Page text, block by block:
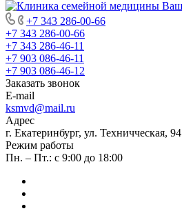
+7 343 286-00-66
+7 343 286-00-66
+7 343 286-46-11
+7 903 086-46-11
+7 903 086-46-12
Заказать звонок
E-mail
ksmvd@mail.ru
Адрес
г. Екатеринбург, ул. Техничческая, 94
Режим работы
Пн. – Пт.: с 9:00 до 18:00